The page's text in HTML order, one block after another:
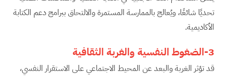
تحديًا شائعًا، ويُعالج بالممارسة المستمرة والالتحاق ببرامج دعم الكتابة
الأكاديمية.
3-الضغوط النفسية والغربة الثقافية
قد تؤثر الغربة والبعد عن المحيط الاجتماعي على الاستقرار النفسي،